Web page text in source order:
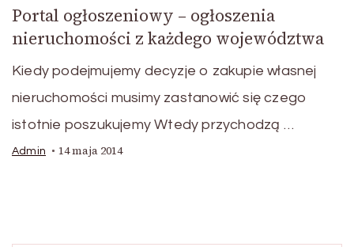
Portal ogłoszeniowy – ogłoszenia
nieruchomości z każdego województwa
Kiedy podejmujemy decyzje o zakupie własnej
nieruchomości musimy zastanowić się czego
istotnie poszukujemy Wtedy przychodzą …
Admin 14 maja 2014